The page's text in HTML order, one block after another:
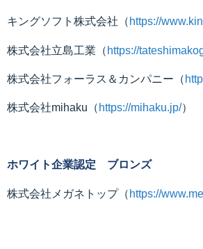
キングソフト株式会社（ https://
株式会社立島工業（ https://
株式会社フォーラス＆カンパニー（
株式会社mihaku（ https://mihaku.jp/）
ホワイト企業認定 ブロンズ
株式会社メガネトップ（ https://